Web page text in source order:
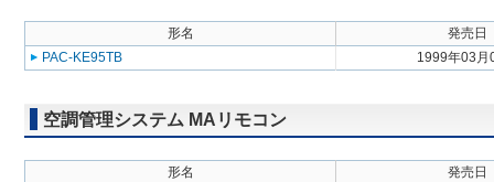
形名
発売日
PAC-KE95TB
1999年03月
空調管理システム MAリモコン
形名
発売日